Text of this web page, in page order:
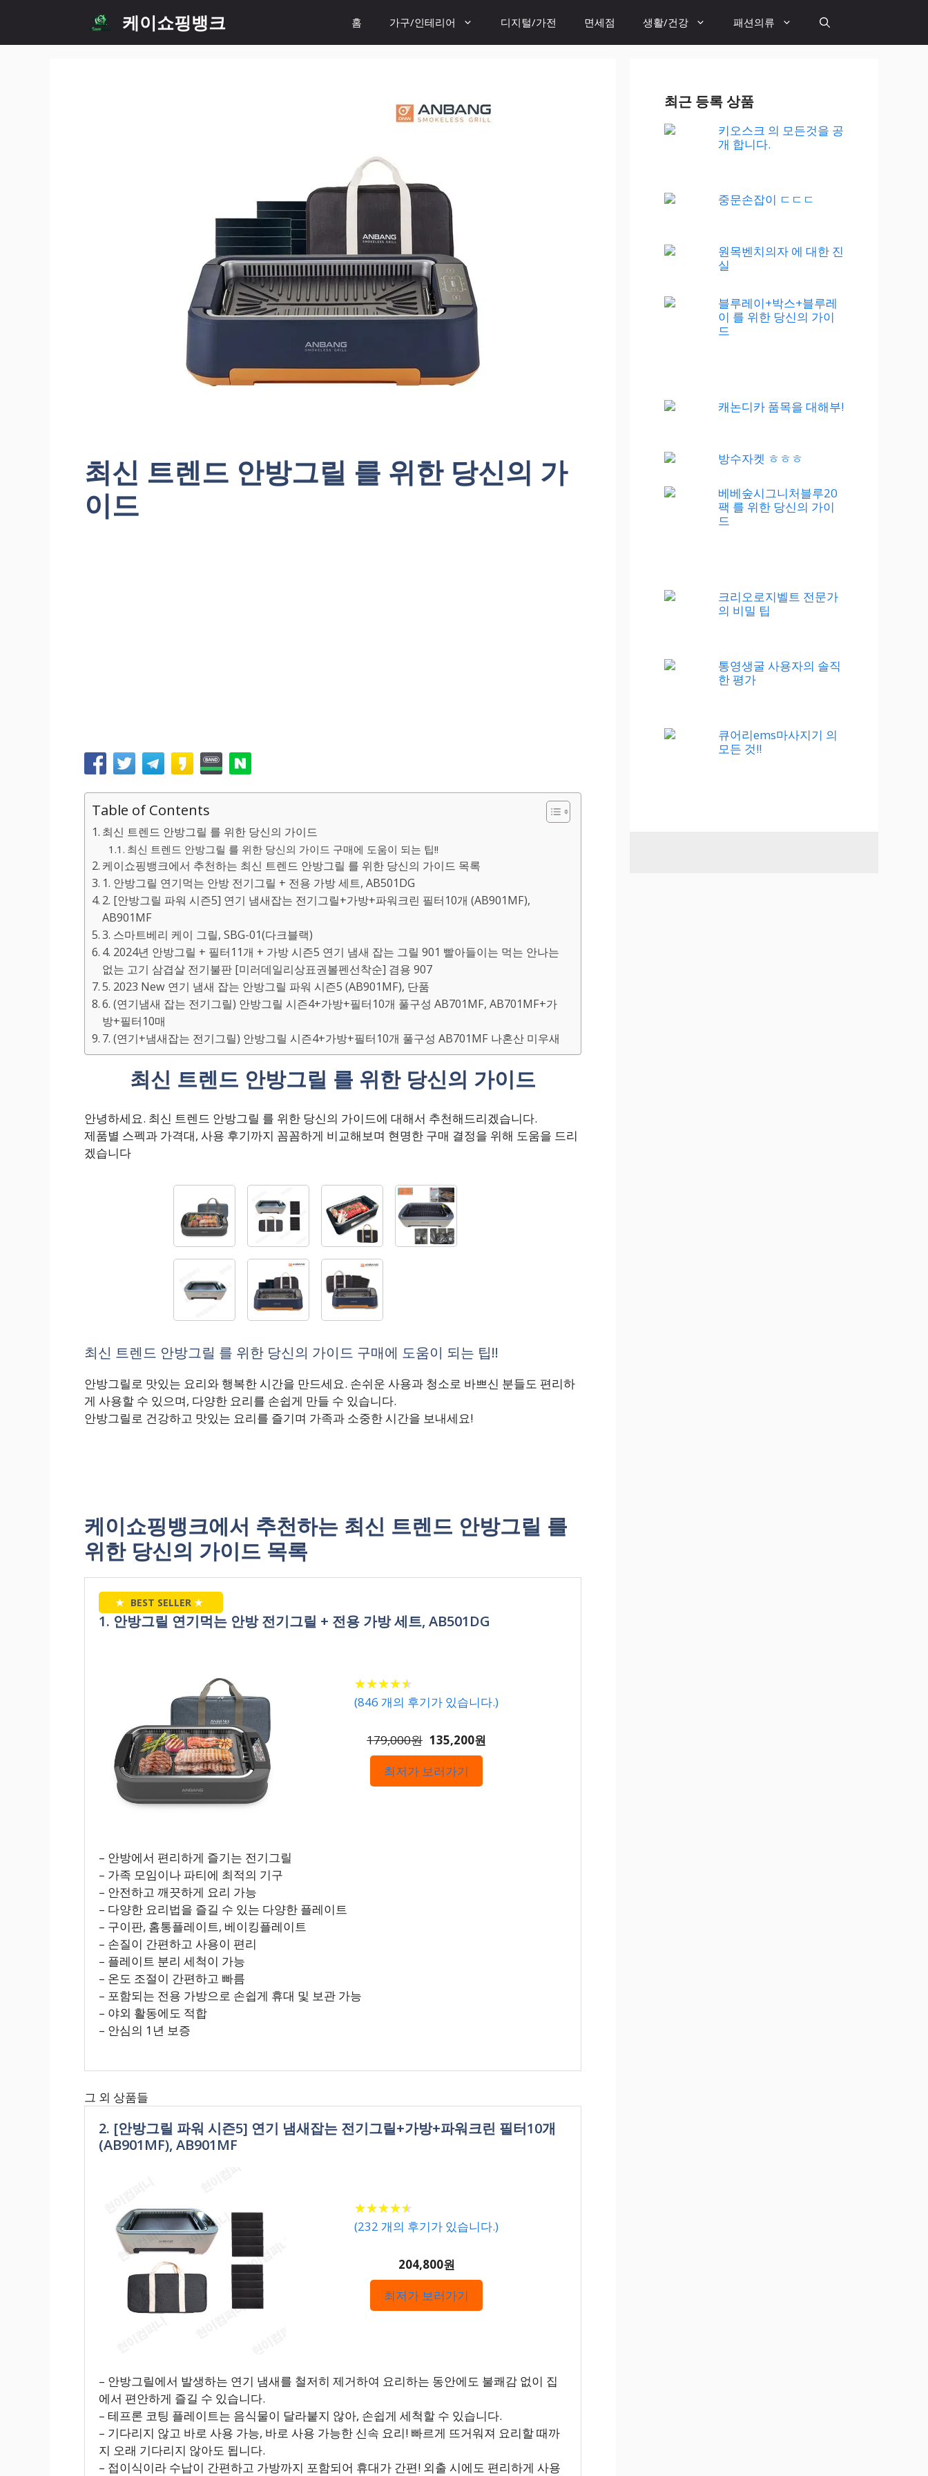
content
케이쇼핑뱅크 홈 가구/인테리어 디지털/가전 면세점 생활/건강 패션의류
최신 트렌드 안방그릴 를 위한 당신의 가
이드
Table of Contents
최신 트렌드 안방그릴 를 위한 당신의 가이드
최신 트렌드 안방그릴 를 위한 당신의 가이드 구매에 도움이 되는 팁!!
케이쇼핑뱅크에서 추천하는 최신 트렌드 안방그릴 를 위한 당신의 가이드 목록
1. 안방그릴 연기먹는 안방 전기그릴 + 전용 가방 세트, AB501DG
2. [안방그릴 파워 시즌5] 연기 냄새잡는 전기그릴+가방+파워크린 필터10개 (AB901MF),
AB901MF
3. 스마트베리 케이 그릴, SBG-01(다크블랙)
4. 2024년 안방그릴 + 필터11개 + 가방 시즌5 연기 냄새 잡는 그릴 901 빨아들이는 먹는 안나는
없는 고기 삼겹살 전기불판 [미러데일리상표권볼펜선착순] 겸용 907
5. 2023 New 연기 냄새 잡는 안방그릴 파워 시즌5 (AB901MF), 단품
6. (연기냄새 잡는 전기그릴) 안방그릴 시즌4+가방+필터10개 풀구성 AB701MF, AB701MF+가
방+필터10매
7. (연기+냄새잡는 전기그릴) 안방그릴 시즌4+가방+필터10개 풀구성 AB701MF 나혼산 미우새
최신 트렌드 안방그릴 를 위한 당신의 가이드
안녕하세요. 최신 트렌드 안방그릴 를 위한 당신의 가이드에 대해서 추천해드리겠습니다.
제품별 스펙과 가격대, 사용 후기까지 꼼꼼하게 비교해보며 현명한 구매 결정을 위해 도움을 드리
겠습니다
최신 트렌드 안방그릴 를 위한 당신의 가이드 구매에 도움이 되는 팁!!
안방그릴로 맛있는 요리와 행복한 시간을 만드세요. 손쉬운 사용과 청소로 바쁘신 분들도 편리하
게 사용할 수 있으며, 다양한 요리를 손쉽게 만들 수 있습니다.
안방그릴로 건강하고 맛있는 요리를 즐기며 가족과 소중한 시간을 보내세요!
케이쇼핑뱅크에서 추천하는 최신 트렌드 안방그릴 를
위한 당신의 가이드 목록
★ BEST SELLER ★
1. 안방그릴 연기먹는 안방 전기그릴 + 전용 가방 세트, AB501DG
★★★★★
★★★★★
(846 개의 후기가 있습니다.)
179,000원 135,200원
최저가 보러가기
– 안방에서 편리하게 즐기는 전기그릴
– 가족 모임이나 파티에 최적의 기구
– 안전하고 깨끗하게 요리 가능
– 다양한 요리법을 즐길 수 있는 다양한 플레이트
– 구이판, 홈통플레이트, 베이킹플레이트
– 손질이 간편하고 사용이 편리
– 플레이트 분리 세척이 가능
– 온도 조절이 간편하고 빠름
– 포함되는 전용 가방으로 손쉽게 휴대 및 보관 가능
– 야외 활동에도 적합
– 안심의 1년 보증
그 외 상품들
2. [안방그릴 파워 시즌5] 연기 냄새잡는 전기그릴+가방+파워크린 필터10개
(AB901MF), AB901MF
★★★★★
★★★★★
(232 개의 후기가 있습니다.)
204,800원
최저가 보러가기
– 안방그릴에서 발생하는 연기 냄새를 철저히 제거하여 요리하는 동안에도 불쾌감 없이 집
에서 편안하게 즐길 수 있습니다.
– 테프론 코팅 플레이트는 음식물이 달라붙지 않아, 손쉽게 세척할 수 있습니다.
– 기다리지 않고 바로 사용 가능, 바로 사용 가능한 신속 요리! 빠르게 뜨거워져 요리할 때까
지 오래 기다리지 않아도 됩니다.
– 접이식이라 수납이 간편하고 가방까지 포함되어 휴대가 간편! 외출 시에도 편리하게 사용
최근 등록 상품
키오스크 의 모든것을 공
개 합니다.
중문손잡이 ㄷㄷㄷ
원목벤치의자 에 대한 진
실
블루레이+박스+블루레
이 를 위한 당신의 가이
드
캐논디카 품목을 대해부!
방수자켓 ㅎㅎㅎ
베베숲시그니처블루20
팩 를 위한 당신의 가이
드
크리오로지벨트 전문가
의 비밀 팁
통영생굴 사용자의 솔직
한 평가
큐어리ems마사지기 의
모든 것!!